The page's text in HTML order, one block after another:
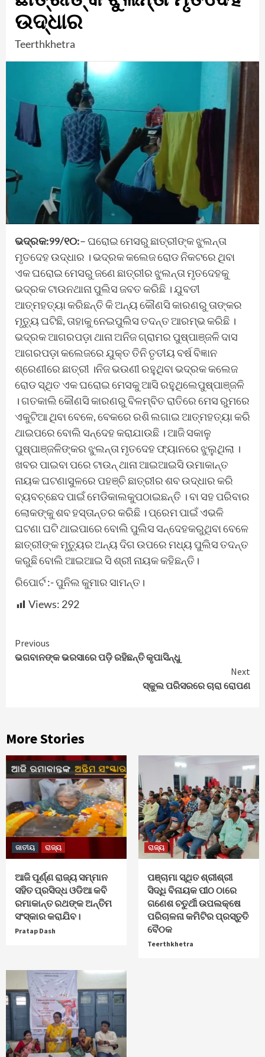
ଉଦ୍ଧାର
Teerthkhetra
ଭଦ୍ରକ:୨୨/୧୦:– ଘରୋଇ ମେସରୁ ଛାତ୍ରୀଙ୍କ ଝୁଲନ୍ତା
ମୃତଦେହ ଉଦ୍ଧାର । ଭଦ୍ରକ କଲେଜ ରୋଡ ନିକଟରେ ଥିବା
ଏକ ଘରୋଇ ମେସରୁ ଜଣେ ଛାତ୍ରୀର ଝୁଲନ୍ତା ମୃତଦେହକୁ
ଭଦ୍ରକ ଟାଉନଥାନା ପୁଲିସ ଜବତ କରିଛି । ଯୁବତୀ
ଆତ୍ମହତ୍ୟା କରିଛନ୍ତି କି ଅନ୍ୟ କୌଣସି କାରଣରୁ ତାଙ୍କର
ମୃତ୍ୟୁ ଘଟିଛି, ତାହାକୁ ନେଇପୁଲିସ ତଦନ୍ତ ଆରମ୍ଭ କରିଛି ।
ଭଦ୍ରକ ଆଗରପଡ଼ା ଥାନା ଅନିଜ ଗ୍ରାମର ପୁଷ୍ପାଞ୍ଜଳି ଦାସ
ଆଗରପଡ଼ା କଲେଜରେ ଯୁକ୍ତ ତିନି ତୃତୀୟ ବର୍ଷ ବିଜ୍ଞାନ
ଶ୍ରେଣୀରେ ଛାତ୍ରୀ ।ନିଜ ଭଉଣୀ ରହୁଥିବା ଭଦ୍ରକ କଲେଜ
ରୋଡ ସ୍ଥିତ ଏକ ଘରୋଇ ମେସକୁ ଆସି ରହୁଥିଲେପୁଷ୍ପାଞ୍ଜଳି
। ଗତକାଲି କୌଣସି କାରଣରୁ ବିଳମ୍ବିତ ରାତିରେ ମେସ ରୁମରେ
ଏକୁଟିଆ ଥିବା ବେଳେ, ବେକରେ ରଶି ଲଗାଇ ଆତ୍ମହତ୍ୟା କରି
ଥାଇପରେ ବୋଲି ସନ୍ଦେହ କରାଯାଉଛି । ଆଜି ସକାଳୁ
ପୁଷ୍ପାଞ୍ଜଳିଙ୍କର ଝୁଲନ୍ତା ମୃତଦେହ ଫ୍ୟାନରେ ଝୁଲୁଥିଲା ।
ଖବର ପାଇବା ପରେ ଟାଉନ୍ ଥାନା ଆଇଆଇସି ଉମାକାନ୍ତ
ନାୟକ ଘଟଣାସୁଳରେ ପହଞ୍ଚି ଛାତ୍ରୀର ଶବ ଉଦ୍ଧାର କରି
ବ୍ୟବଚ୍ଛେଦ ପାଇଁ ମେଡିକାଲକୁପଠାଇଛନ୍ତି । ବା ସହ ପରିବାର
ଲୋକଙ୍କୁ ଶବ ହସ୍ତାନ୍ତର କରିଛି । ପ୍ରେମ ପାଇଁ ଏଭଳି
ଘଟଣା ଘଟି ଥାଇପାରେ ବୋଲି ପୁଲିସ ସନ୍ଦେହକରୁଥିବା ବେଳେ
ଛାତ୍ରୀଙ୍କ ମୃତ୍ୟୁର ଅନ୍ୟ ଦିଗ ଉପରେ ମଧ୍ୟ ପୁଲିସ ତଦନ୍ତ
କରୁଛି ବୋଲି ଆଇଆଇ ସି ଶ୍ରୀ ନାୟକ କହିଛନ୍ତି।
ରିପୋର୍ଟ :- ପୁନିଲ କୁମାର ସାମନ୍ତ।
Views: 292
Continue
Reading
Previous
ଭଗବାନଙ୍କ ଭରସାରେ ପଡ଼ି ରହିଛନ୍ତି କୃପାସିନ୍ଧୁ
Next
ସ୍କୁଲ ପରିସରରେ ଚାରା ରୋପଣ
More Stories
ଜାତୀୟ ରାଜ୍ୟ
ଆଜି ପୂର୍ଣ୍ଣ ରାଜ୍ୟ ସମ୍ମାନ
ସହିତ ପ୍ରସିଦ୍ଧ ଓଡିଆ କବି
ରମାକାନ୍ତ ରଥଙ୍କ ଅନ୍ତିମ
ସଂସ୍କାର କରାଯିବ।
Pratap Dash
ରାଜ୍ୟ
ପଞ୍ଚାମା ସ୍ଥିତ ଶ୍ରୀଶ୍ରୀ
ସିଦ୍ଧି ବିନାୟକ ପୀଠ ଠାରେ
ଗଣେଶ ଚତୁର୍ଥୀ ଉପଲକ୍ଷେ
ପରିଚାଳନା କମିଟିର ପ୍ରସ୍ତୁତି
ବୈଠକ
Teerthkhetra